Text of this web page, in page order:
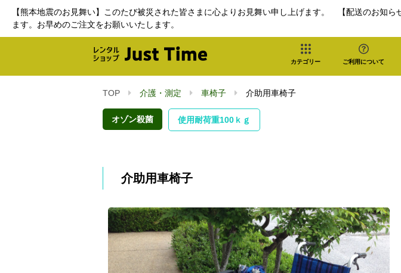
【熊本地震のお見舞い】このたび被災された皆さまに心よりお見舞い申し上げます。 【配送のお知
ます。お早めのご注文をお願いいたします。
カテゴリー ご利用について
TOP 介護・測定 車椅子 介助用車椅子
オゾン殺菌 使用耐荷重100ｋｇ
介助用車椅子